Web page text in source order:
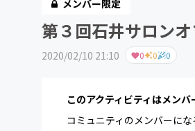
メンバー限定
第３回石井サロン
2020/02/10 21:10 0 0 0
このアクティビティはメンバ
コミュニティのメンバーにな